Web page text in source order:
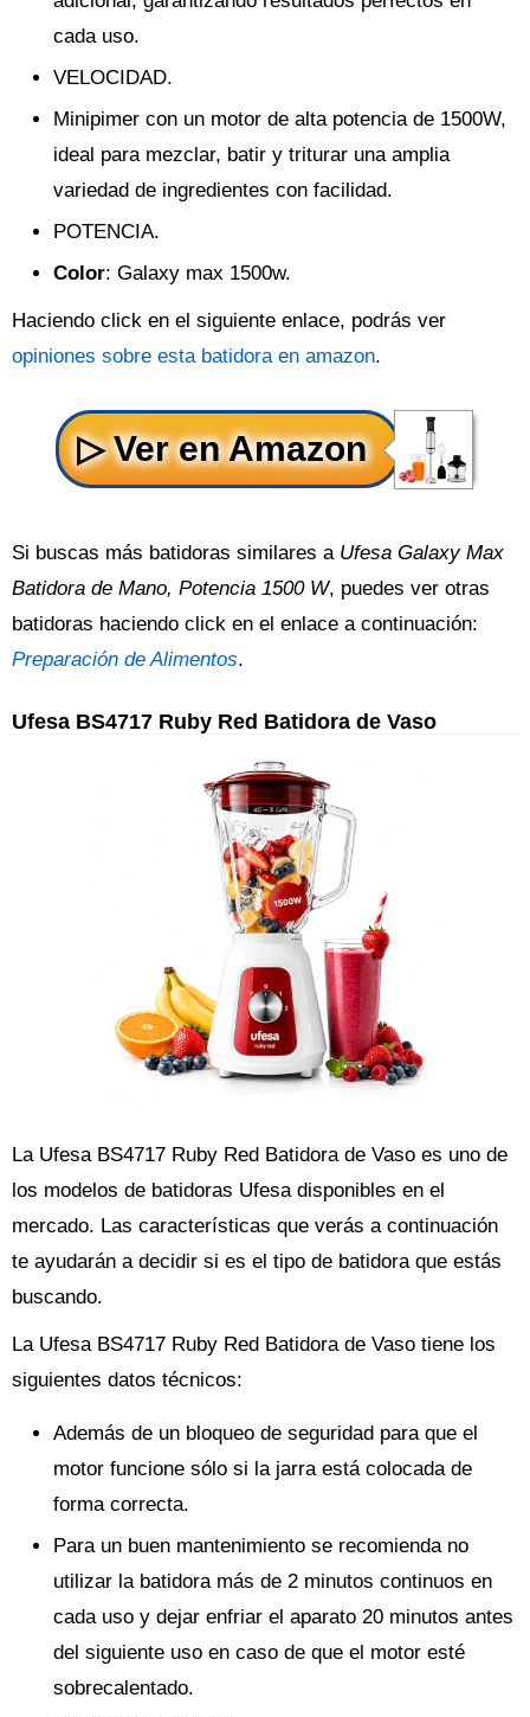
cada uso.
VELOCIDAD.
Minipimer con un motor de alta potencia de 1500W,
ideal para mezclar, batir y triturar una amplia
variedad de ingredientes con facilidad.
POTENCIA.
Color: Galaxy max 1500w.
Haciendo click en el siguiente enlace, podrás ver
opiniones sobre esta batidora en amazon.
Si buscas más batidoras similares a Ufesa Galaxy Max
Batidora de Mano, Potencia 1500 W, puedes ver otras
batidoras haciendo click en el enlace a continuación:
Preparación de Alimentos.
Ufesa BS4717 Ruby Red Batidora de Vaso
La Ufesa BS4717 Ruby Red Batidora de Vaso es uno de
los modelos de batidoras Ufesa disponibles en el
mercado. Las características que verás a continuación
te ayudarán a decidir si es el tipo de batidora que estás
buscando.
La Ufesa BS4717 Ruby Red Batidora de Vaso tiene los
siguientes datos técnicos:
Además de un bloqueo de seguridad para que el
motor funcione sólo si la jarra está colocada de
forma correcta.
Para un buen mantenimiento se recomienda no
utilizar la batidora más de 2 minutos continuos en
cada uso y dejar enfriar el aparato 20 minutos antes
del siguiente uso en caso de que el motor esté
sobrecalentado.